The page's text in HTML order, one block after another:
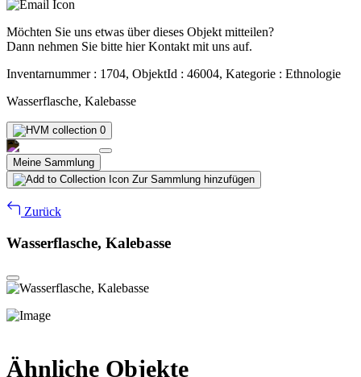
Möchten Sie uns etwas über dieses Objekt mitteilen?
Dann nehmen Sie bitte hier Kontakt mit uns auf.
Inventarnummer : 1704, ObjektId : 46004, Kategorie : Ethnologie
Wasserflasche, Kalebasse
0
Meine Sammlung
Zur Sammlung hinzufügen
Zurück
Wasserflasche, Kalebasse
Ähnliche Objekte